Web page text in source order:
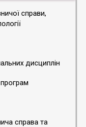
справи,
дисциплін
справа та